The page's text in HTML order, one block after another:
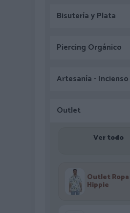
Bisutería y Plata
Piercing Orgánico
Artesanía - Incienso
Outlet
Ver todo
Outlet Ropa
Hippie